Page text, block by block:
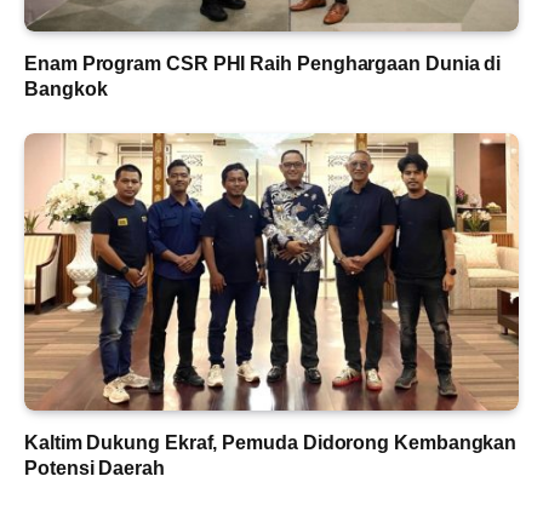
Enam Program CSR PHI Raih Penghargaan Dunia di
Bangkok
Kaltim Dukung Ekraf, Pemuda Didorong Kembangkan
Potensi Daerah